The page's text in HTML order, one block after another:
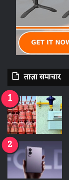
ताज़ा समाचार